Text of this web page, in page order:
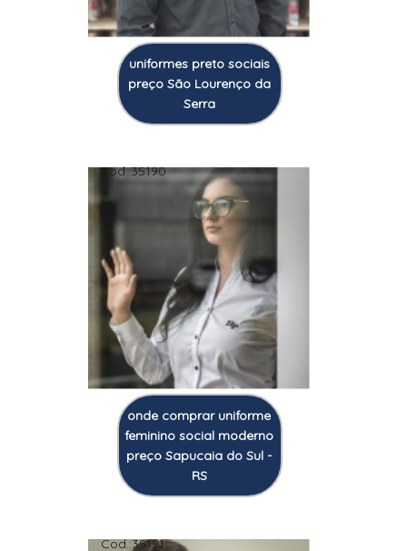
uniformes preto sociais
preço São Lourenço da
Serra
Cod.:35190
onde comprar uniforme
feminino social moderno
preço Sapucaia do Sul -
RS
Cod.:35191